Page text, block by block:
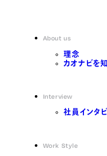
About us
理念
カオナビを
Interview
社員インタ
Work Style